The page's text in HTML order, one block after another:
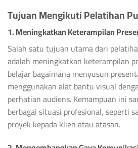
Tujuan Mengikuti Pelatihan
1. Meningkatkan Keterampilan
Salah satu tujuan utama dari
adalah meningkatkan keterampilan
belajar bagaimana menyusun
menggunakan alat bantu visual
perhatian audiens. Kemampuan ini
berbagai situasi profesional, seperti
proyek kepada klien atau atasan.